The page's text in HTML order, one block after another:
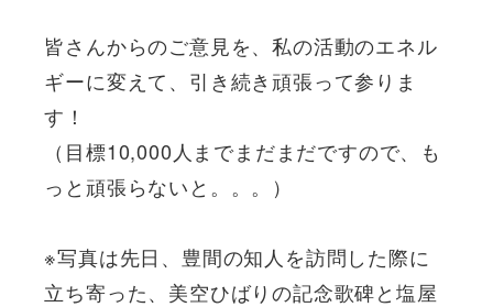
皆さんからのご意見を、私の活動のエネル
ギーに変えて、引き続き頑張って参りま
す！
（目標10,000人までまだまだですので、も
っと頑張らないと。。。）
※写真は先日、豊間の知人を訪問した際に
立ち寄った、美空ひばりの記念歌碑と塩屋